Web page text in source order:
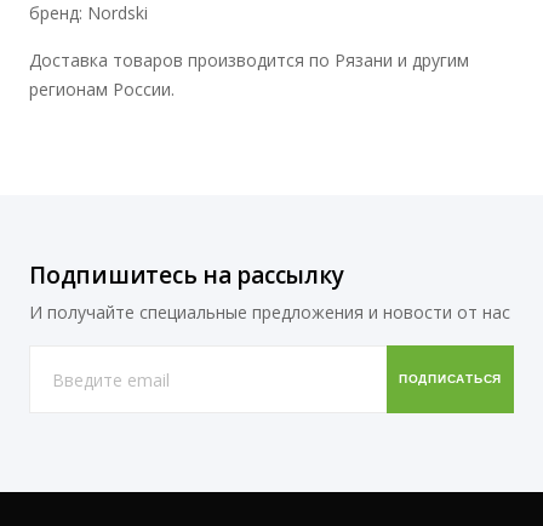
бренд: Nordski
Доставка товаров производится по Рязани и другим
регионам России.
Подпишитесь на рассылку
И получайте специальные предложения и новости от нас